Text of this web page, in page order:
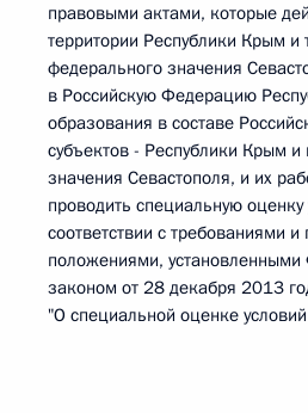
правовыми актами, которые
территории Республики Крым и
федерального значения
в Российскую Федерацию
образования в составе
субъектов - Республики Крым и
значения Севастополя, и их
проводить специальную оценку
соответствии с требованиями
положениями,
законом от 28 декабря 2013
"О специальной оценке условий